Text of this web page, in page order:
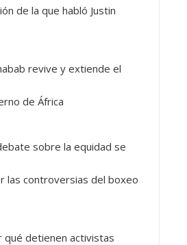
de la que habló Justin
revive y extiende el
de África
sobre la equidad se
las controversias del boxeo
qué detienen activistas